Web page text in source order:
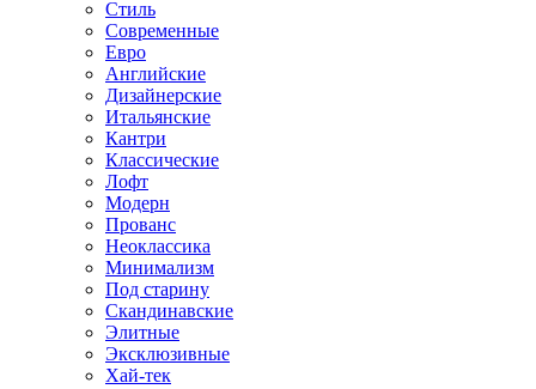
Стиль
Современные
Евро
Английские
Дизайнерские
Итальянские
Кантри
Классические
Лофт
Модерн
Прованс
Неоклассика
Минимализм
Под старину
Скандинавские
Элитные
Эксклюзивные
Хай-тек